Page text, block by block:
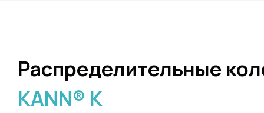
Распределительные
KANN® K